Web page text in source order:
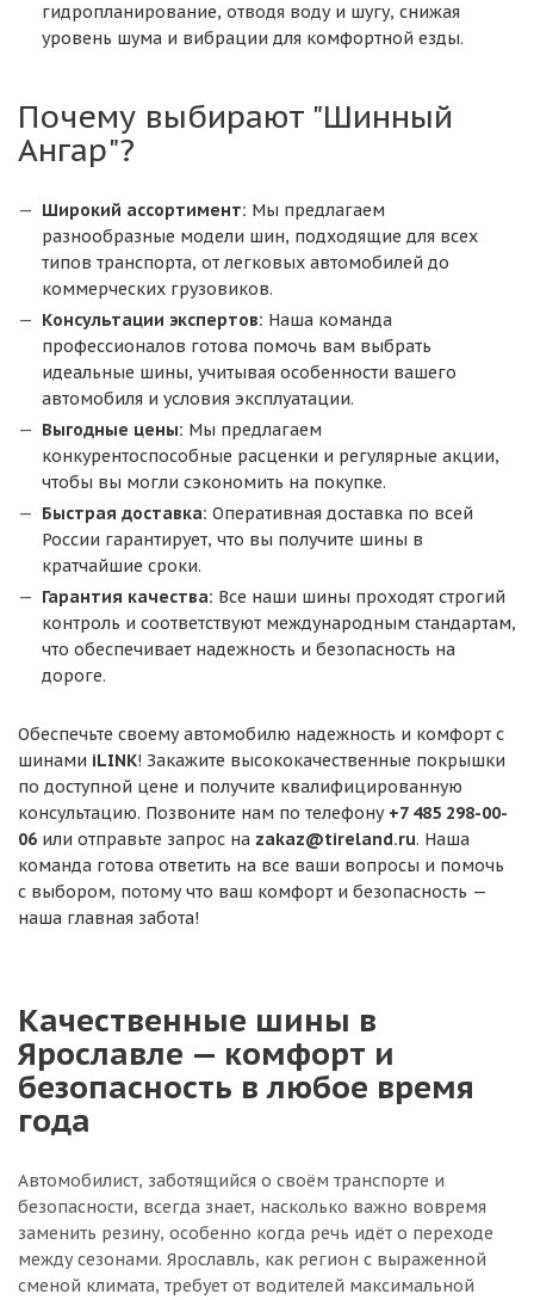
гидропланирование, отводя воду и шугу, снижая
уровень шума и вибрации для комфортной езды.
Почему выбирают "Шинный
Ангар"?
Широкий ассортимент: Мы предлагаем
разнообразные модели шин, подходящие для всех
типов транспорта, от легковых автомобилей до
коммерческих грузовиков.
Консультации экспертов: Наша команда
профессионалов готова помочь вам выбрать
идеальные шины, учитывая особенности вашего
автомобиля и условия эксплуатации.
Выгодные цены: Мы предлагаем
конкурентоспособные расценки и регулярные акции,
чтобы вы могли сэкономить на покупке.
Быстрая доставка: Оперативная доставка по всей
России гарантирует, что вы получите шины в
кратчайшие сроки.
Гарантия качества: Все наши шины проходят строгий
контроль и соответствуют международным стандартам,
что обеспечивает надежность и безопасность на
дороге.
Обеспечьте своему автомобилю надежность и комфорт с
шинами iLINK! Закажите высококачественные покрышки
по доступной цене и получите квалифицированную
консультацию. Позвоните нам по телефону +7 485 298-00-
06 или отправьте запрос на zakaz@tireland.ru. Наша
команда готова ответить на все ваши вопросы и помочь
с выбором, потому что ваш комфорт и безопасность —
наша главная забота!
Качественные шины в
Ярославле — комфорт и
безопасность в любое время
года
Автомобилист, заботящийся о своём транспорте и
безопасности, всегда знает, насколько важно вовремя
заменить резину, особенно когда речь идёт о переходе
между сезонами. Ярославль, как регион с выраженной
сменой климата, требует от водителей максимальной